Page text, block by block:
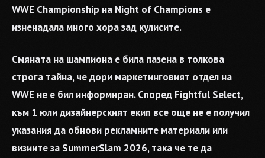
WWE Championship на Night of Champions е
изненадала много хора зад кулисите.
Смяната на шампиона е била пазена в толкова
строга тайна, че дори маркетинговият отдел на
WWE не е бил информиран. Според Fightful Select,
към 1 юли дизайнерският екип все още не е получил
указания да обнови рекламните материали или
визиите за SummerSlam 2026, така че те да